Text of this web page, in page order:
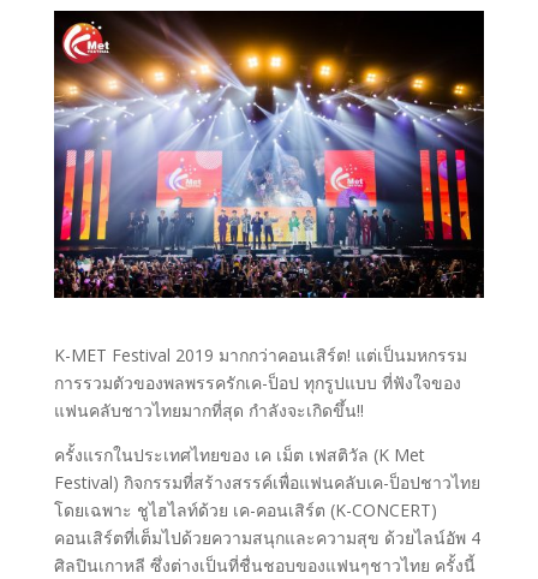
K-MET Festival 2019 มากกว่าคอนเสิร์ต! แต่เป็นมหกรรม
การรวมตัวของพลพรรครักเค-ป็อป ทุกรูปแบบ ที่ฟังใจของ
แฟนคลับชาวไทยมากที่สุด กำลังจะเกิดขึ้น!!
ครั้งแรกในประเทศไทยของ เค เม็ต เฟสติวัล (K Met
Festival) กิจกรรมที่สร้างสรรค์เพื่อแฟนคลับเค-ป็อปชาวไทย
โดยเฉพาะ ชูไฮไลท์ด้วย เค-คอนเสิร์ต (K-CONCERT)
คอนเสิร์ตที่เต็มไปด้วยความสนุกและความสุข ด้วยไลน์อัพ 4
ศิลปินเกาหลี ซึ่งต่างเป็นที่ชื่นชอบของแฟนๆชาวไทย ครั้งนี้